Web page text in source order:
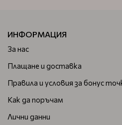
ИНФОРМАЦИЯ
За нас
Плащане и доставка
Правила и условия за бонус
Как да поръчам
Лични данни